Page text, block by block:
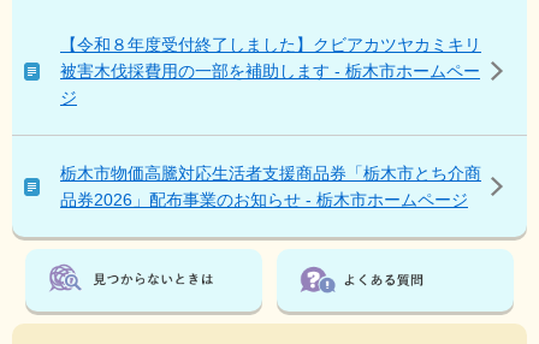
を
見
い
人
こ
ん
ペ
【令和８年度受付終了しました】クビアカツヤカミキリ
被害木伐採費用の一部を補助します - 栃木市ホームペー
ジ
栃木市物価高騰対応生活者支援商品券「栃木市とち介商
品券2026」配布事業のお知らせ - 栃木市ホームページ